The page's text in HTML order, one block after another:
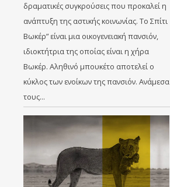
δραματικές συγκρούσεις που προκαλεί η
ανάπτυξη της αστικής κοινωνίας. Το Σπίτι
Βωκέρ” είναι μια οικογενειακή πανσιόν,
ιδιοκτήτρια της οποίας είναι η χήρα
Βωκέρ. Αληθινό μπουκέτο αποτελεί ο
κύκλος των ενοίκων της πανσιόν. Ανάμεσα
τους…